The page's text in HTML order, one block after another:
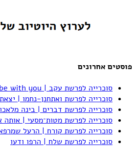
פוסטים אחרונים
סוכרייה לפרשת עקב | May the Force be with you
סוכרייה לפרשת ואתחנן-נחמו |
סוכרייה לפרשת דברים | בינה
סוכרייה לפרשת מטות־מסעי | אותה
סוכרייה לפרשת קורח | הרעל
סוכרייה לפרשת שלח | הרפו ודעו